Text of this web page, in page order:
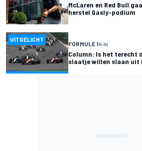
McLaren en Red Bull
herstel Gasly-podium
UITGELICHT
FORMULE 14 m
Column: Is het terecht
slaatje willen slaan uit